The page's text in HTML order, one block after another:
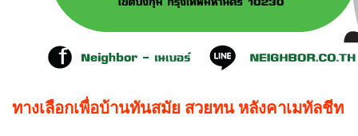
ทางเลือกเพื่อบ้านทันสมัย สวยทน หลังคาเมทัลชีท